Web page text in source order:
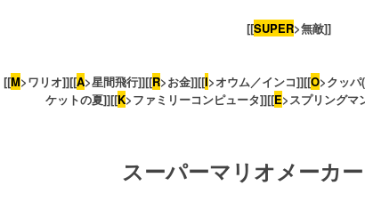
[[SUPER>無敵]]
[[M>ワリオ]][[A>星間飛行]][[R>お金]][[I>オウム／インコ]][[O>クッ
ケットの夏]][[K>ファミリーコンピュータ]][[E>スプリングマ
スーパーマリオメーカ